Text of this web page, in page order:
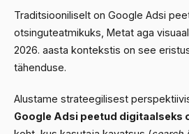
Traditsiooniliselt on Google Adsi
otsinguteatmikuks, Metat aga
2026. aasta kontekstis on see
tähenduse.
Alustame strateegilisest
Google Adsi peetud digitaalseks